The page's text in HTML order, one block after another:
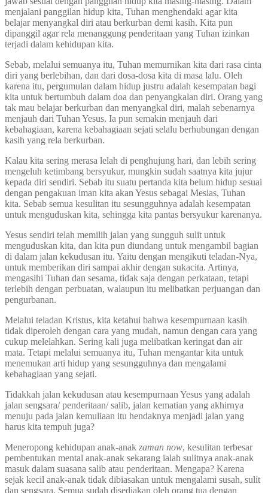
menjalani panggilan hidup kita, Tuhan menghendaki agar kita
belajar menyangkal diri atau berkurban demi kasih. Kita pun
dipanggil agar rela menanggung penderitaan yang Tuhan izinkan
terjadi dalam kehidupan kita.
Sebab, melalui semuanya itu, Tuhan memurnikan kita dari rasa cinta
diri yang berlebihan, dan dari dosa-dosa kita di masa lalu. Oleh
karena itu, pergumulan dalam hidup justru adalah kesempatan bagi
kita untuk bertumbuh dalam doa dan penyangkalan diri. Orang yang
tak mau belajar berkurban dan menyangkal diri, malah sebenarnya
menjauh dari Tuhan Yesus. Ia pun semakin menjauh dari
kebahagiaan, karena kebahagiaan sejati selalu berhubungan dengan
kasih yang rela berkurban.
Kalau kita sering merasa lelah di penghujung hari, dan lebih sering
mengeluh ketimbang bersyukur, mungkin sudah saatnya kita jujur
kepada diri sendiri. Sebab itu suatu pertanda kita belum hidup sesuai
dengan pengakuan iman kita akan Yesus sebagai Mesias, Tuhan
kita. Sebab semua kesulitan itu sesungguhnya adalah kesempatan
untuk menguduskan kita, sehingga kita pantas bersyukur karenanya.
Yesus sendiri telah memilih jalan yang sungguh sulit untuk
menguduskan kita, dan kita pun diundang untuk mengambil bagian
di dalam jalan kekudusan itu. Yaitu dengan mengikuti teladan-Nya,
untuk memberikan diri sampai akhir dengan sukacita. Artinya,
mengasihi Tuhan dan sesama, tidak saja dengan perkataan, tetapi
terlebih dengan perbuatan, walaupun itu melibatkan perjuangan dan
pengurbanan.
Melalui teladan Kristus, kita ketahui bahwa kesempurnaan kasih
tidak diperoleh dengan cara yang mudah, namun dengan cara yang
cukup melelahkan. Sering kali juga melibatkan keringat dan air
mata. Tetapi melalui semuanya itu, Tuhan mengantar kita untuk
menemukan arti hidup yang sesungguhnya dan mengalami
kebahagiaan yang sejati.
Tidakkah jalan kekudusan atau kesempurnaan Yesus yang adalah
jalan sengsara/ penderitaan/ salib, jalan kematian yang akhirnya
menuju pada jalan kemuliaan itu hendaknya menjadi jalan yang
harus kita tempuh juga?
Meneropong kehidupan anak-anak zaman now, kesulitan terbesar
pembentukan mental anak-anak sekarang ialah sulitnya anak-anak
masuk dalam suasana salib atau penderitaan. Mengapa? Karena
sejak kecil anak-anak tidak dibiasakan untuk mengalami susah, sulit
dan sengsara. Semua sudah disediakan oleh orang tua dengan